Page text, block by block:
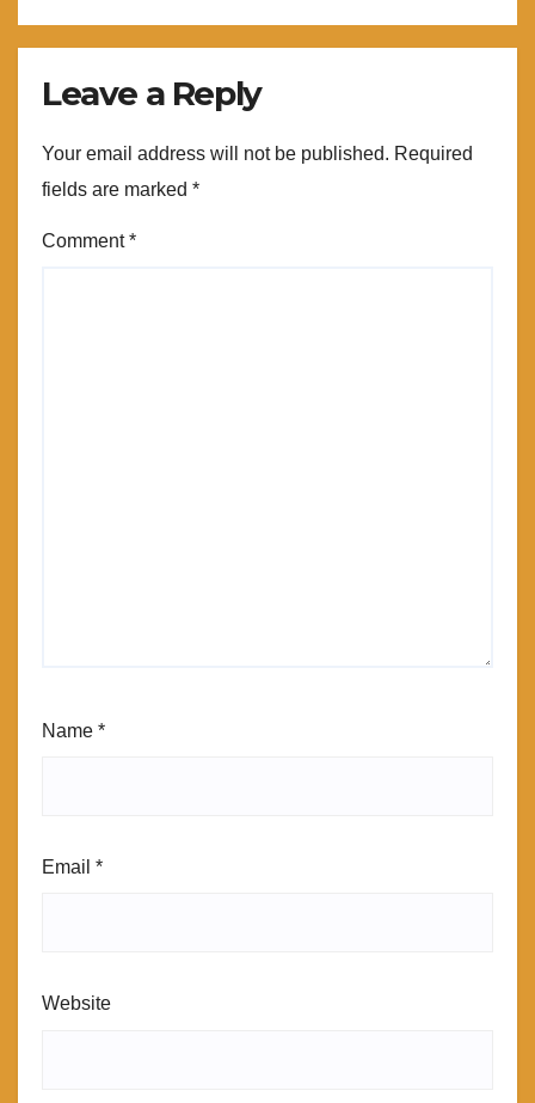
Leave a Reply
Your email address will not be published. Required
fields are marked *
Comment*
Name *
Email *
Website